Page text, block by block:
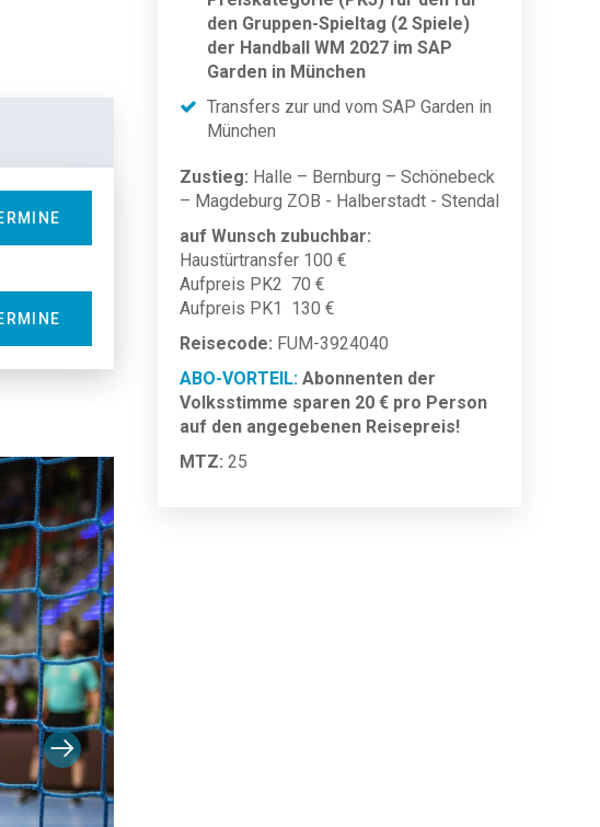
den Gruppen-Spieltag (2 Spiele)
der Handball WM 2027 im SAP
Garden in München
Transfers zur und vom SAP Garden in
München
Zustieg: Halle – Bernburg – Schönebeck
– Magdeburg ZOB - Halberstadt - Stendal
auf Wunsch zubuchbar:
Haustürtransfer 100 €
Aufpreis PK2 70 €
Aufpreis PK1 130 €
Reisecode: FUM-3924040
ABO-VORTEIL: Abonnenten der
Volksstimme sparen 20 € pro Person
auf den angegebenen Reisepreis!
MTZ: 25